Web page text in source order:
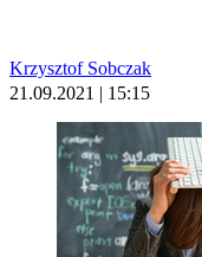
Krzysztof Sobczak
21.09.2021 | 15:15